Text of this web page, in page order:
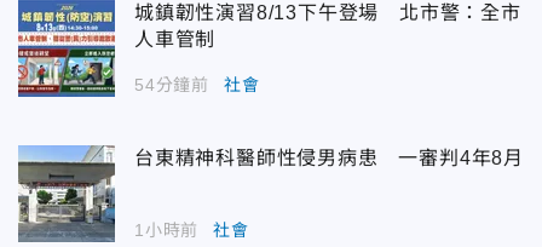
城鎮韌性演習8/13下午登場 北市警：全市
人車管制
54分鐘前 社會
台東精神科醫師性侵男病患 一審判4年8月
1小時前 社會